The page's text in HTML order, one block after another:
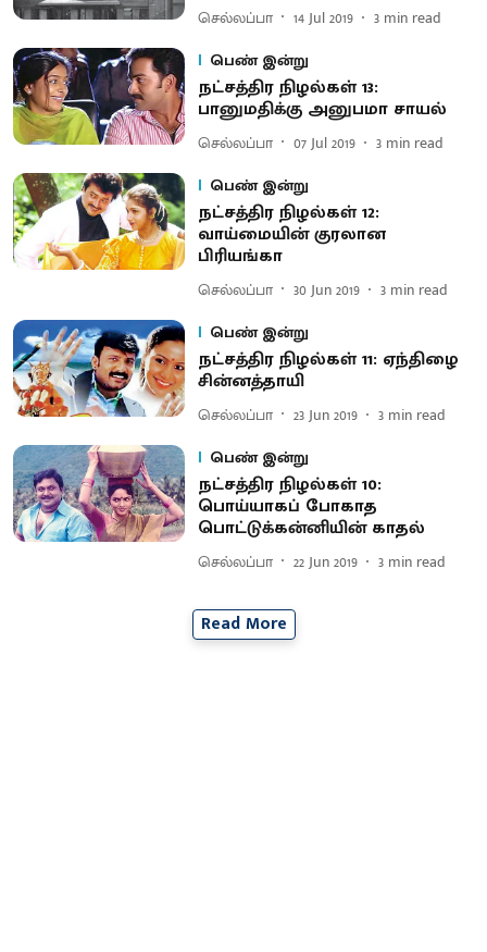
செல்லப்பா 14 Jul 2019 3 min read
பெண் இன்று
நட்சத்திர நிழல்கள் 13:
பானுமதிக்கு அனுபமா சாயல்
செல்லப்பா 07 Jul 2019 3 min read
பெண் இன்று
நட்சத்திர நிழல்கள் 12:
வாய்மையின் குரலான
பிரியங்கா
செல்லப்பா 30 Jun 2019 3 min read
பெண் இன்று
நட்சத்திர நிழல்கள் 11: ஏந்திழை
சின்னத்தாயி
செல்லப்பா 23 Jun 2019 3 min read
பெண் இன்று
நட்சத்திர நிழல்கள் 10:
பொய்யாகப் போகாத
பொட்டுக்கன்னியின் காதல்
செல்லப்பா 22 Jun 2019 3 min read
Read More